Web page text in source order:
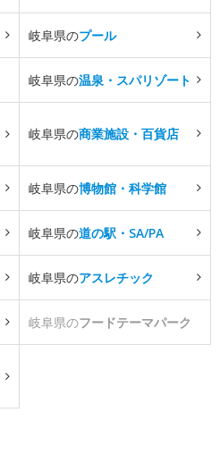
岐阜県のプール
岐阜県の温泉・スパリゾート
岐阜県の商業施設・百貨店
岐阜県の博物館・科学館
岐阜県の道の駅・SA/PA
岐阜県のアスレチック
岐阜県のフードテーマパーク